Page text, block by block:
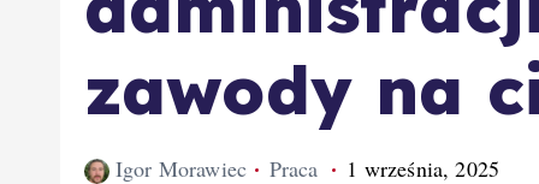
zawody na
Igor Morawiec Praca 1 września, 2025